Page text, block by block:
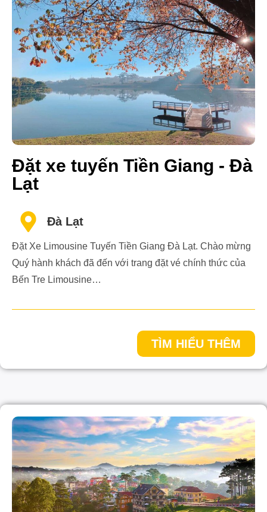
Đặt xe tuyến Tiền Giang - Đà
Lạt
Đà Lạt
Đặt Xe Limousine Tuyến Tiền Giang Đà Lạt. Chào mừng
Quý hành khách đã đến với trang đặt vé chính thức của
Bến Tre Limousine…
TÌM HIỂU THÊM